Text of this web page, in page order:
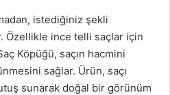
istediğiniz şekli
Özellikle ince telli saçlar için
Köpüğü, saçın hacmini
sağlar. Ürün, saçı
sunarak doğal bir görünüm